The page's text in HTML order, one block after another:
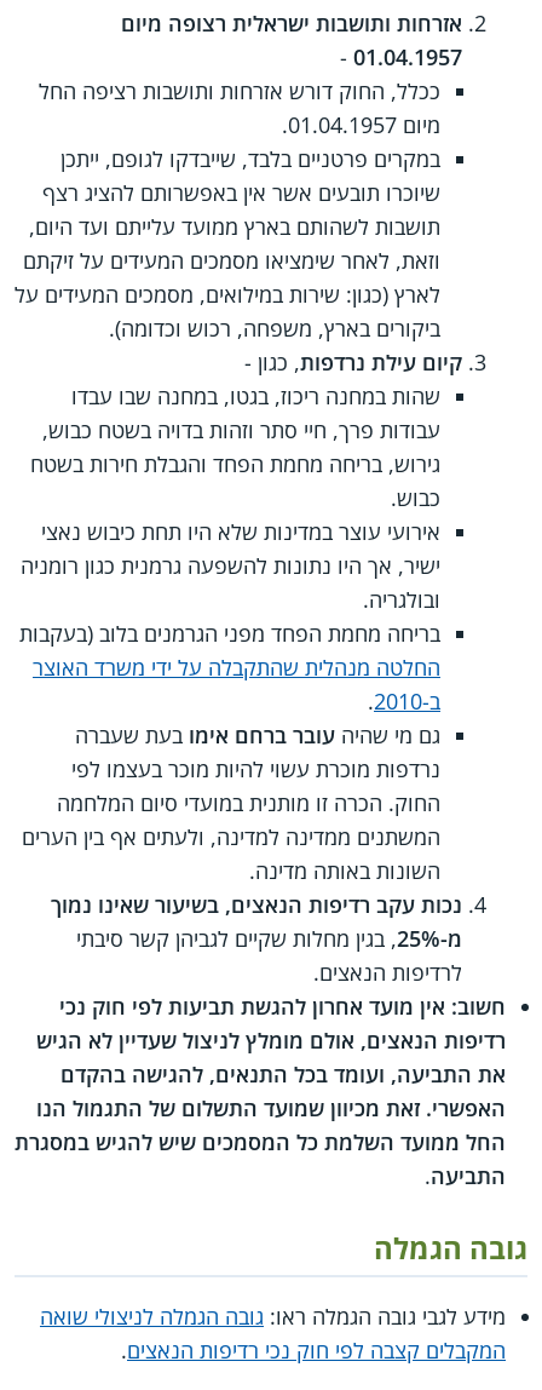
אזרחות ותושבות ישראלית רצופה מיום
01.04.1957
-
ככלל, החוק דורש אזרחות ותושבות רציפה החל
מיום 01.04.1957.
במקרים פרטניים בלבד, שייבדקו לגופם, ייתכן
שיוכרו תובעים אשר אין באפשרותם להציג רצף
תושבות לשהותם בארץ ממועד עלייתם ועד היום,
וזאת, לאחר שימציאו מסמכים המעידים על זיקתם
לארץ (כגון: שירות במילואים, מסמכים המעידים על
ביקורים בארץ, משפחה, רכוש וכדומה).
קיום עילת נרדפות, כגון -
שהות במחנה ריכוז, בגטו, במחנה שבו עבדו
עבודות פרך, חיי סתר וזהות בדויה בשטח כבוש,
גירוש, בריחה מחמת הפחד והגבלת חירות בשטח
כבוש.
אירועי עוצר במדינות שלא היו תחת כיבוש נאצי
ישיר, אך היו נתונות להשפעה גרמנית כגון רומניה
ובולגריה.
בריחה מחמת הפחד מפני הגרמנים בלוב (בעקבות
החלטה מנהלית שהתקבלה על ידי משרד האוצר
ב-2010
.
גם מי שהיה עובר ברחם אימו בעת שעברה
נרדפות מוכרת עשוי להיות מוכר בעצמו לפי
החוק. הכרה זו מותנית במועדי סיום המלחמה
המשתנים ממדינה למדינה, ולעתים אף בין הערים
השונות באותה מדינה.
נכות עקב רדיפות הנאצים, בשיעור שאינו נמוך
מ-25%
, בגין מחלות שקיים לגביהן קשר סיבתי
לרדיפות הנאצים.
חשוב: אין מועד אחרון להגשת תביעות לפי חוק נכי
רדיפות הנאצים, אולם מומלץ לניצול שעדיין לא הגיש
את התביעה, ועומד בכל התנאים, להגישה בהקדם
האפשרי. זאת מכיוון שמועד התשלום של התגמול הנו
החל ממועד השלמת כל המסמכים שיש להגיש במסגרת
התביעה.
גובה הגמלה
מידע לגבי גובה הגמלה ראו: גובה הגמלה לניצולי שואה
המקבלים קצבה לפי חוק נכי רדיפות הנאצים.